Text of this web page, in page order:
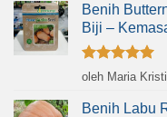
Benih
Biji –
Dinilai5
oleh Maria
Benih Labu